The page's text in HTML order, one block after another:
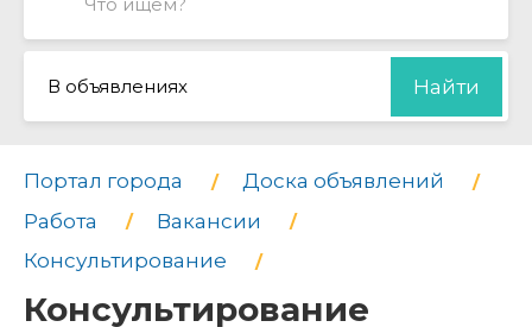
В объявлениях Найти
Портал города
Доска объявлений
Работа
Вакансии
Консультирование
Консультирование